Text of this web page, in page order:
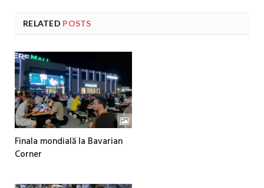
RELATED POSTS
Finala mondială la Bavarian
Corner